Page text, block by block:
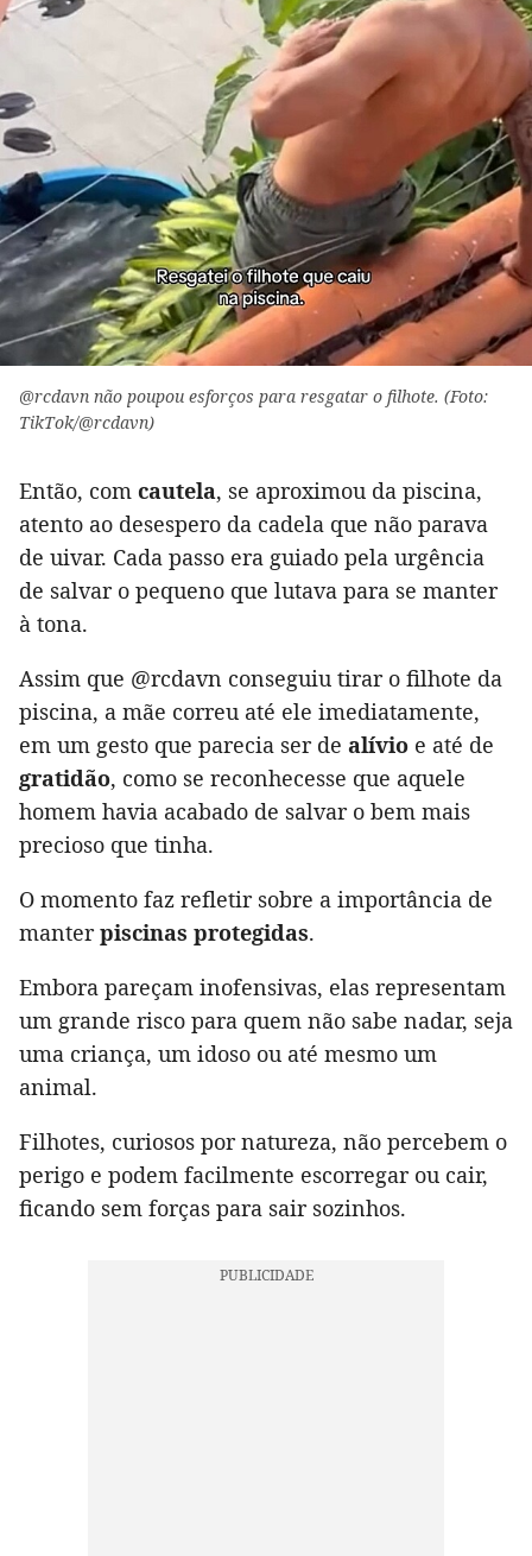
@rcdavn não poupou esforços para resgatar o filhote. (Foto:
TikTok/@rcdavn)
Então, com cautela, se aproximou da piscina,
atento ao desespero da cadela que não parava
de uivar. Cada passo era guiado pela urgência
de salvar o pequeno que lutava para se manter
à tona.
Assim que @rcdavn conseguiu tirar o filhote da
piscina, a mãe correu até ele imediatamente,
em um gesto que parecia ser de alívio e até de
gratidão, como se reconhecesse que aquele
homem havia acabado de salvar o bem mais
precioso que tinha.
O momento faz refletir sobre a importância de
manterpiscinas protegidas.
Embora pareçam inofensivas, elas representam
um grande risco para quem não sabe nadar, seja
uma criança, um idoso ou até mesmo um
animal.
Filhotes, curiosos por natureza, não percebem o
perigo e podem facilmente escorregar ou cair,
ficando sem forças para sair sozinhos.